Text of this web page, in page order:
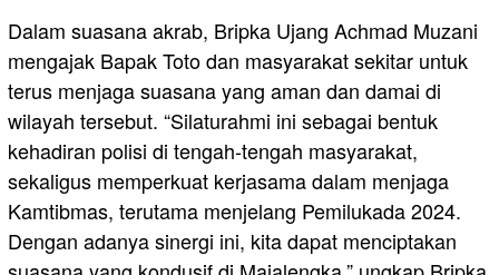
Dalam suasana akrab, Bripka Ujang Achmad Muzani
mengajak Bapak Toto dan masyarakat sekitar untuk
terus menjaga suasana yang aman dan damai di
wilayah tersebut. “Silaturahmi ini sebagai bentuk
kehadiran polisi di tengah-tengah masyarakat,
sekaligus memperkuat kerjasama dalam menjaga
Kamtibmas, terutama menjelang Pemilukada 2024.
Dengan adanya sinergi ini, kita dapat menciptakan